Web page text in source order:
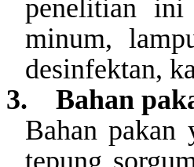
penelitian
minum,
desinfektan,
3.
Bahan
Bahan